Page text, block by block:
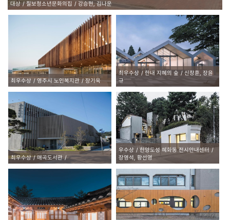
대상 칠보청소년문화의집 강승현, 김나운
최우수상 영주시 노인복지관 장기욱
최우수상 한내 지혜의 숲
신창훈, 장윤
규
최우수상 매곡도서관
우수상
한양도성 혜화동 전시안내센터
장영석, 황선영